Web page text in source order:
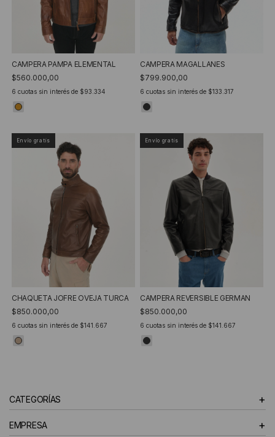
CAMPERA PAMPA ELEMENTAL
$560.000,00
6 cuotas sin interés de $93.334
CAMPERA MAGALLANES
$799.900,00
6 cuotas sin interés de $133.317
Envío gratis
CHAQUETA JOFRE OVEJA TURCA
$850.000,00
6 cuotas sin interés de $141.667
Envío gratis
CAMPERA REVERSIBLE GERMAN
$850.000,00
6 cuotas sin interés de $141.667
CATEGORÍAS +
EMPRESA +